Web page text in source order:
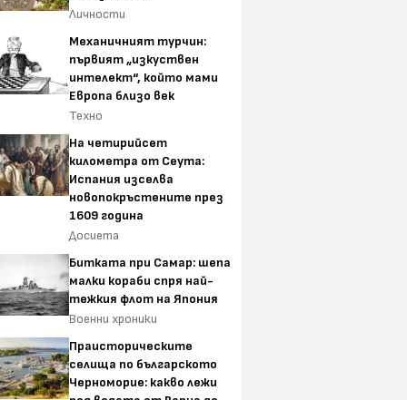
Личности
Механичният турчин:
първият „изкуствен
интелект“, който мами
Европа близо век
Техно
На четирийсет
километра от Сеута:
Испания изселва
новопокръстените през
1609 година
Досиета
Битката при Самар: шепа
малки кораби спря най-
тежкия флот на Япония
Военни хроники
Праисторическите
селища по българското
Черноморие: какво лежи